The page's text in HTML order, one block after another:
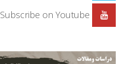
Subscribe on Youtube